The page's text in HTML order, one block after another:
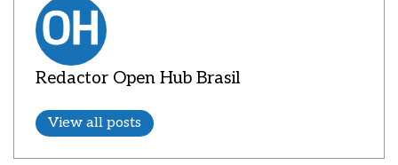
Redactor Open Hub Brasil
View all posts